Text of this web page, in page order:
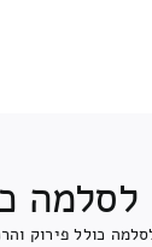
כולל פירוק